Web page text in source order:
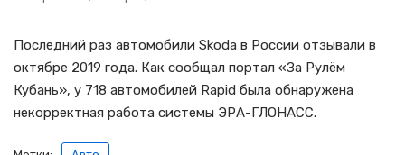
Последний раз автомобили Skoda в России отзывали в
октябре 2019 года. Как сообщал портал «За Рулём
Кубань», у 718 автомобилей Rapid была обнаружена
некорректная работа системы ЭРА-ГЛОНАСС.